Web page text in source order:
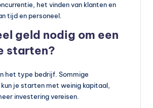
het vinden van klanten en
tijd en personeel.
geld nodig om een
starten?
het type bedrijf. Sommige
je starten met weinig kapitaal,
investering vereisen.